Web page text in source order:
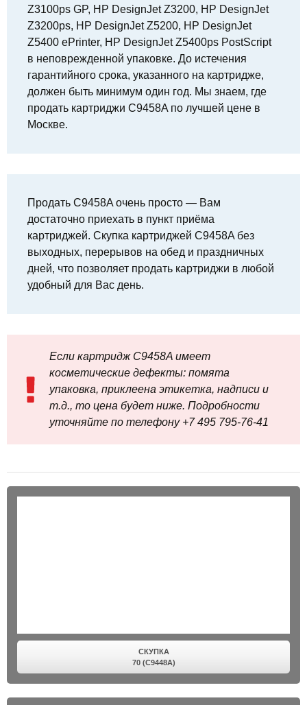
Z3100ps GP, HP DesignJet Z3200, HP DesignJet
Z3200ps, HP DesignJet Z5200, HP DesignJet
Z5400 ePrinter, HP DesignJet Z5400ps PostScript
в неповрежденной упаковке. До истечения
гарантийного срока, указанного на картридже,
должен быть минимум один год. Мы знаем, где
продать картриджи C9458A по лучшей цене в
Москве.
Продать C9458A очень просто — Вам
достаточно приехать в пункт приёма
картриджей. Скупка картриджей C9458A без
выходных, перерывов на обед и праздничных
дней, что позволяет продать картриджи в любой
удобный для Вас день.
Если картридж C9458A имеет
косметические дефекты: помята
упаковка, приклеена этикетка, надписи и
т.д., то цена будет ниже. Подробности
уточняйте по телефону +7 495 795‑76-41
СКУПКА
70 (C9448A)